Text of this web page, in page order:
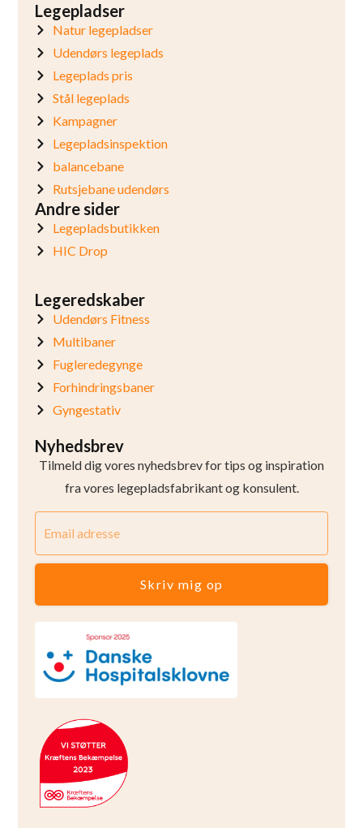
Legepladser
Natur legepladser
Udendørs legeplads
Legeplads pris
Stål legeplads
Kampagner
Legepladsinspektion
balancebane
Rutsjebane udendørs
Andre sider
Legepladsbutikken
HIC Drop
Legeredskaber
Udendørs Fitness
Multibaner
Fugleredegynge
Forhindringsbaner
Gyngestativ
Nyhedsbrev
Tilmeld dig vores nyhedsbrev for tips og inspiration
fra vores legepladsfabrikant og konsulent.
Skriv mig op